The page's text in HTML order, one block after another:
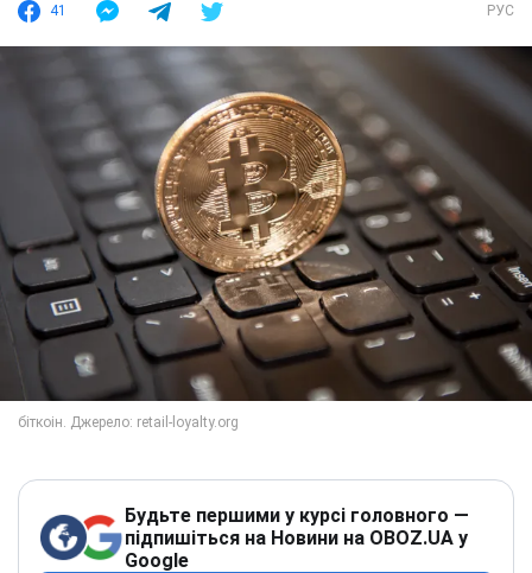
41 РУС
Будьте першими у курсі головного —
підпишіться на Новини на OBOZ.UA у
Google